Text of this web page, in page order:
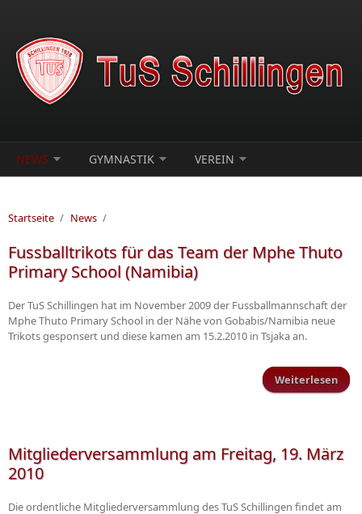
NEWS GYMNASTIK VEREIN
Startseite / News /
Fussballtrikots für das Team der Mphe Thuto
Primary School (Namibia)
Der TuS Schillingen hat im November 2009 der Fussballmannschaft der
Mphe Thuto Primary School in der Nähe von Gobabis/Namibia neue
Trikots gesponsert und diese kamen am 15.2.2010 in Tsjaka an.
Weiterlesen
Mitgliederversammlung am Freitag, 19. März
2010
Die ordentliche Mitgliederversammlung des TuS Schillingen findet am